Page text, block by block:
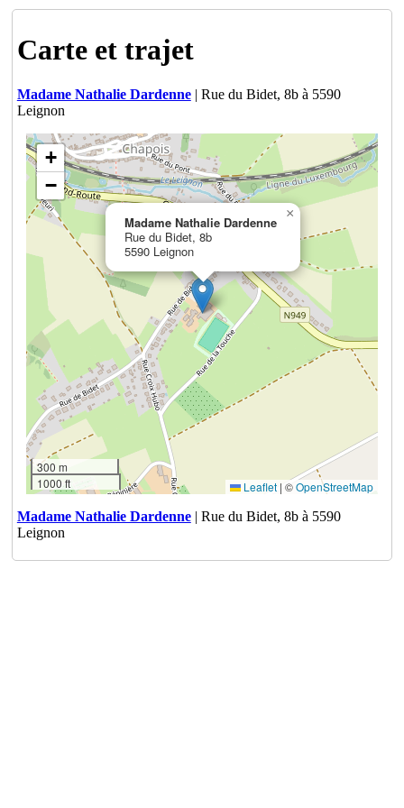
Carte et trajet
Madame Nathalie Dardenne| Rue du Bidet, 8b à 5590
Leignon
Madame Nathalie Dardenne
Rue du Bidet, 8b
5590 Leignon
×
+
−
300 m
1000 ft
Leaflet | ©OpenStreetMap
Madame Nathalie Dardenne| Rue du Bidet, 8b à 5590
Leignon